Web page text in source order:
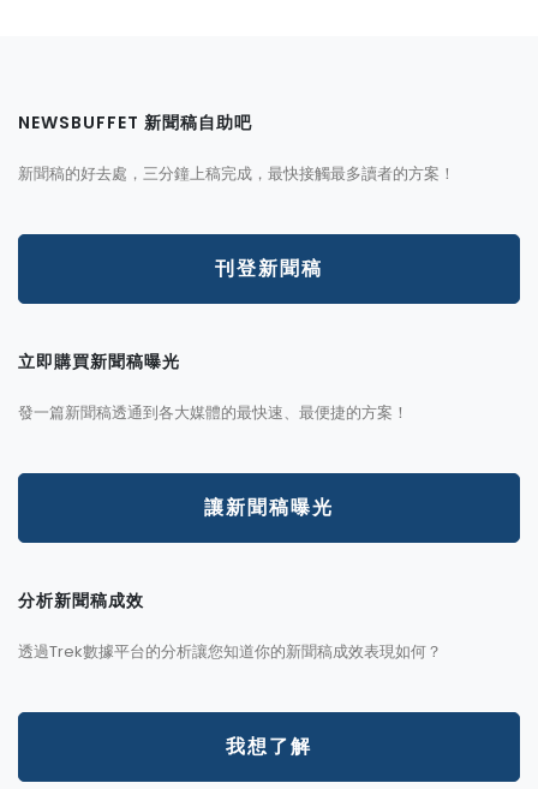
NEWSBUFFET 新聞稿自助吧
新聞稿的好去處，三分鐘上稿完成，最快接觸最多讀者的方案！
刊登新聞稿
立即購買新聞稿曝光
發一篇新聞稿透通到各大媒體的最快速、最便捷的方案！
讓新聞稿曝光
分析新聞稿成效
透過Trek數據平台的分析讓您知道你的新聞稿成效表現如何？
我想了解